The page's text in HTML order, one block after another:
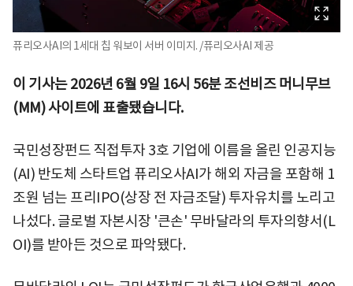
퓨리오사AI의 1세대 칩 워보이 서버 이미지. /퓨리오사AI 제공
이 기사는 2026년 6월 9일 16시 56분 조선비즈 머니무브
(MM) 사이트에 표출됐습니다.
국민성장펀드 직접투자 3호 기업에 이름을 올린 인공지능
(AI) 반도체 스타트업 퓨리오사AI가 해외 자금을 포함해 1
조원 넘는 프리IPO(상장 전 자금조달) 투자유치를 노리고
나섰다. 글로벌 자본시장 '큰손' 무바달라의 투자의향서(L
OI)를 받아든 것으로 파악됐다.